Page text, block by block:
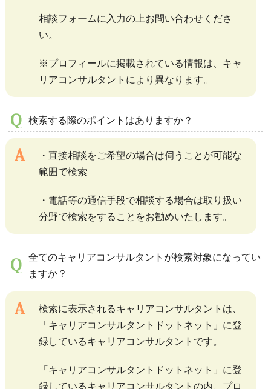
相談フォームに入力の上お問い合わせくださ
い。
※プロフィールに掲載されている情報は、キャ
リアコンサルタントにより異なります。
検索する際のポイントはありますか？
・直接相談をご希望の場合は伺うことが可能な
範囲で検索
・電話等の通信手段で相談する場合は取り扱い
分野で検索をすることをお勧めいたします。
全てのキャリアコンサルタントが検索対象になってい
ますか？
検索に表示されるキャリアコンサルタントは、
「キャリアコンサルタントドットネット」に登
録しているキャリアコンサルタントです。
「キャリアコンサルタントドットネット」に登
録しているキャリアコンサルタントの内、プロ